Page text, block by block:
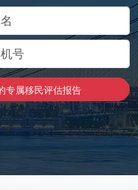
专属移民评估报告